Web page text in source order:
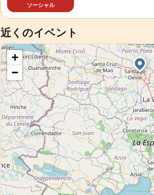
ソーシャル
近くのイベント
+
−